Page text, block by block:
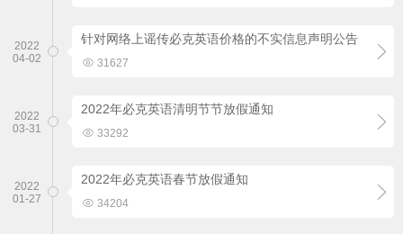
针对网络上谣传必克英语价格的不实信息声明公告
 31627
2022
04-02

2022年必克英语清明节节放假通知
 33292
2022
03-31

2022年必克英语春节放假通知
 34204
2022
01-27
